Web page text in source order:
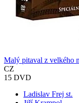
Malý pitaval z velkého
CZ
15 DVD
Ladislav Frej st.